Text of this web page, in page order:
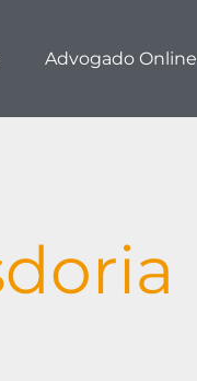
Advogado Online